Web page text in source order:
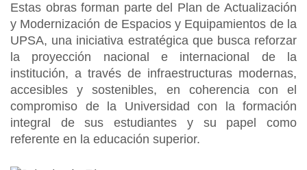
Estas obras forman parte del Plan de Actualización
y Modernización de Espacios y Equipamientos de la
UPSA, una iniciativa estratégica que busca reforzar
la proyección nacional e internacional de la
institución, a través de infraestructuras modernas,
accesibles y sostenibles, en coherencia con el
compromiso de la Universidad con la formación
integral de sus estudiantes y su papel como
referente en la educación superior.